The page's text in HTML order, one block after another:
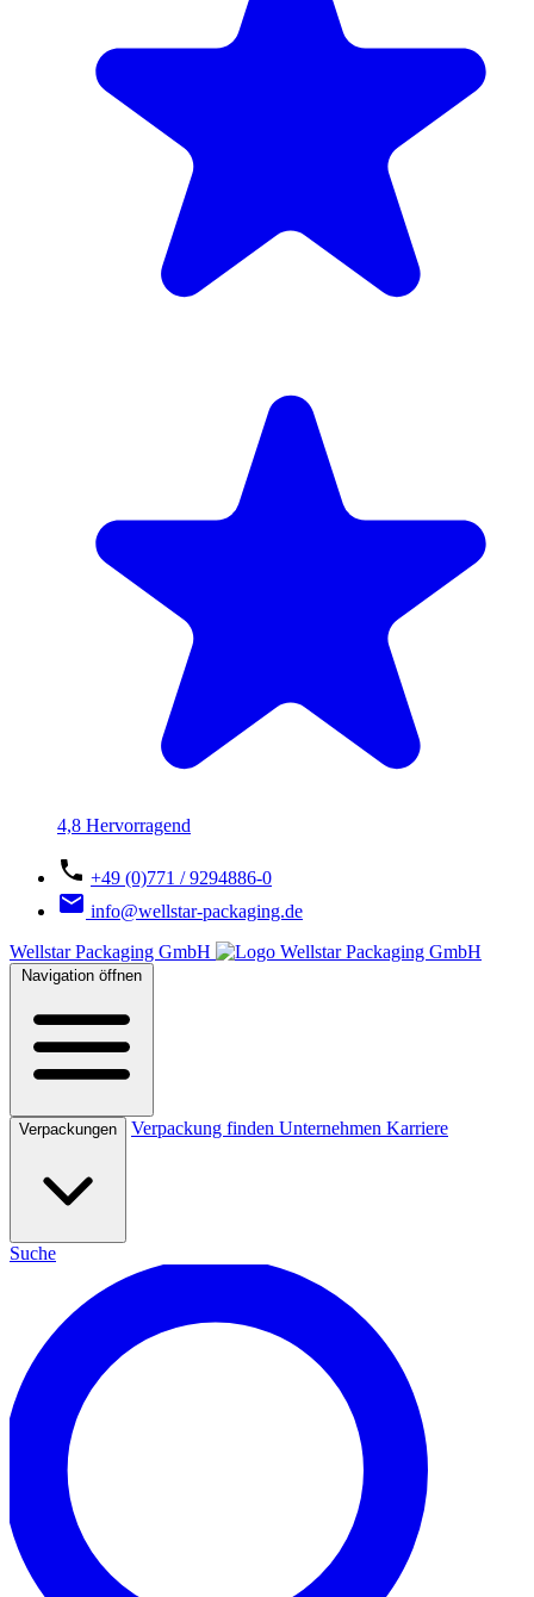
4,8 Hervorragend
+49 (0)771 / 9294886-0
info@wellstar-packaging.de
Wellstar Packaging GmbH
Navigation öffnen
Verpackungen Verpackung finden Unternehmen Karriere
Suche